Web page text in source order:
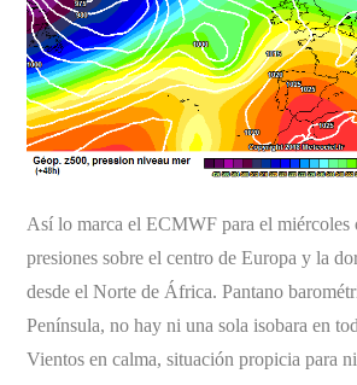
Así lo marca el ECMWF para el miércoles
presiones sobre el centro de Europa y la
desde el Norte de África. Pantano
Península, no hay ni una sola isobara en
Vientos en calma, situación propicia para